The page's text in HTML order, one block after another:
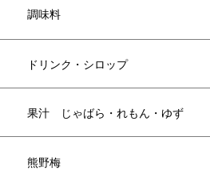
調味料
ドリンク・シロップ
果汁 じゃばら・れもん・ゆず
熊野梅